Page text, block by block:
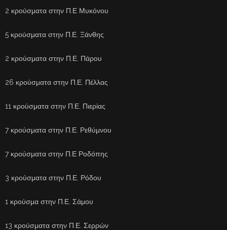
2 κρούσματα στην Π.Ε Μυκόνου
5 κρούσματα στην Π.Ε. Ξάνθης
2 κρούσματα στην Π.Ε. Πάρου
26 κρούσματα στην Π.Ε. Πέλλας
11 κρούσματα στην Π.Ε. Πιερίας
7 κρούσματα στην Π.Ε. Ρεθύμνου
7 κρούσματα στην Π.Ε Ροδόπης
3 κρούσματα στην Π.Ε. Ρόδου
1 κρούσμα στην Π.Ε. Σάμου
13 κρούσματα στην Π.Ε. Σερρών